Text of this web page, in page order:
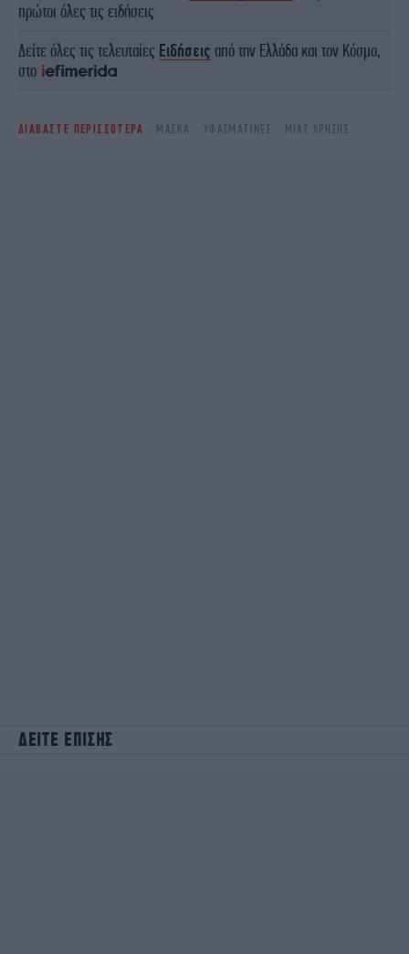
πρώτοι όλες τις ειδήσεις
Δείτε όλες τις τελευταίες Ειδήσεις από την Ελλάδα και τον Κόσμο,
στο
ΔΙΑΒΑΣΤΕ ΠΕΡΙΣΣΟΤΕΡΑ ΜΆΣΚΑ ΥΦΑΣΜΑΤΙΝΕΣ ΜΊΑΣ ΧΡΉΣΗΣ
ΔΕΙΤΕ ΕΠΙΣΗΣ